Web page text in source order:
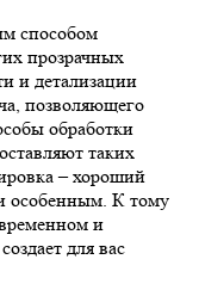
способом
прозрачных
и детализации
позволяющего
обработки
таких
– хороший
особенным. К тому
и
для вас